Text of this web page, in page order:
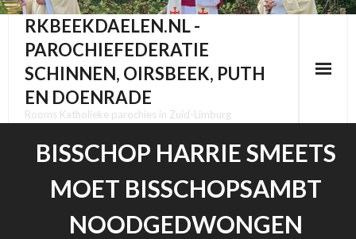
RKBEEKDAELEN.NL -
PAROCHIEFEDERATIE
SCHINNEN, OIRSBEEK, PUTH
EN DOENRADE
Rooms Katholieke parochies in Zuid-Limburg
BISSCHOP HARRIE SMEETS
MOET BISSCHOPSAMBT
NOODGEDWONGEN